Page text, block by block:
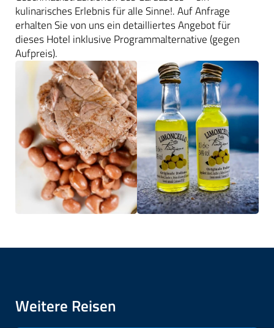
kulinarisches Erlebnis für alle Sinne!. Auf Anfrage
erhalten Sie von uns ein detailliertes Angebot für
dieses Hotel inklusive Programmalternative (gegen
Aufpreis).
Weitere Reisen